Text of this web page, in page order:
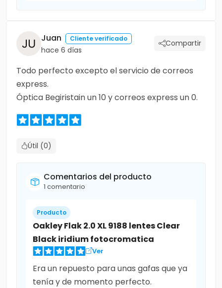
Juan Cliente verificado
hace 6 días
Compartir
Todo perfecto excepto el servicio de correos
express.
Óptica Begiristain un 10 y correos express un 0.
Útil (0)
Comentarios del producto
1 comentario
Producto
Oakley Flak 2.0 XL 9188 lentes Clear
Black iridium fotocromatica
Ver
Era un repuesto para unas gafas que ya
tenía y de momento perfecto.